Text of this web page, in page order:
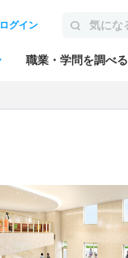
ログイン
職業・学問を調べる